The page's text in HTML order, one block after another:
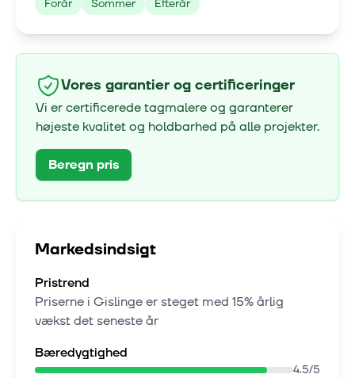
Forår Sommer Efterår
Vores garantier og certificeringer
Vi er certificerede tagmalere og garanterer
højeste kvalitet og holdbarhed på alle projekter.
Beregn pris
Markedsindsigt
Pristrend
Priserne i Gislingeer steget med 15% årlig
vækstdet seneste år
Bæredygtighed
4.5/5